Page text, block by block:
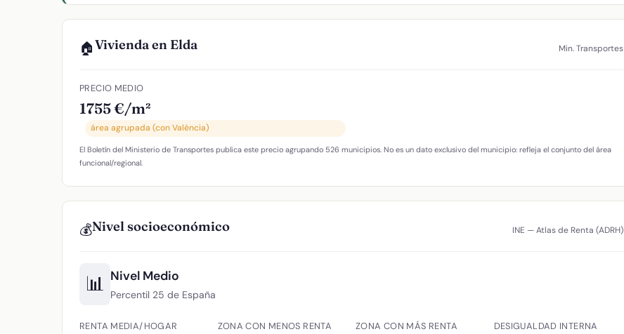
🏠Vivienda en Elda Min. Transportes
PRECIO MEDIO
1755 €/m²
área agrupada (con València)
El Boletín del Ministerio de Transportes publica este precio agrupando 526 municipios. No es un dato exclusivo del municipio: refleja el conjunto del área
funcional/regional.
💰Nivel socioeconómico INE — Atlas de Renta (ADRH)
📊 Nivel Medio
Percentil 25 de España
RENTA MEDIA/HOGAR ZONA CON MENOS RENTA ZONA CON MÁS RENTA DESIGUALDAD INTERNA